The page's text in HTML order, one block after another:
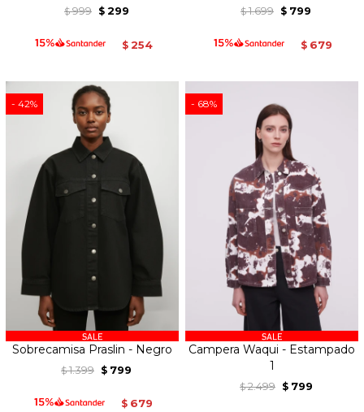
$ 999 $ 299
$ 254
$ 1.699 $ 799
$ 679
42
Sobrecamisa Praslin - Negro
$ 1.399 $ 799
$ 679
68
Campera Waqui - Estampado
1
$ 2.499 $ 799